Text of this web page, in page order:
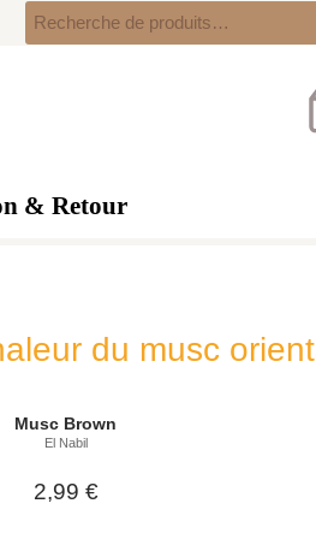
Recherche
pour :
& Retour
du musc
Musc Brown
El Nabil
2,99 €
Musc
Brown
oriental